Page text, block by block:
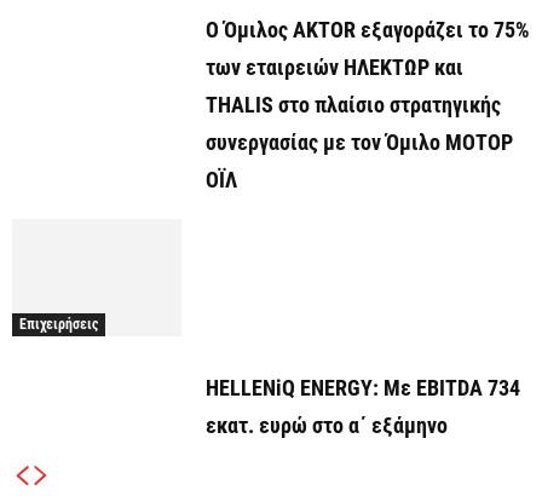
Ο Όμιλος AKTOR εξαγοράζει το 75%
των εταιρειών ΗΛΕΚΤΩΡ και
THALIS στο πλαίσιο στρατηγικής
συνεργασίας με τον Όμιλο ΜΟΤΟΡ
ΟΪΛ
Επιχειρήσεις
HELLENiQ ENERGY: Με EBITDA 734
εκατ. ευρώ στο α΄ εξάμηνο